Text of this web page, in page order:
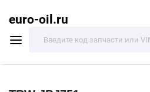
euro-oil.ru